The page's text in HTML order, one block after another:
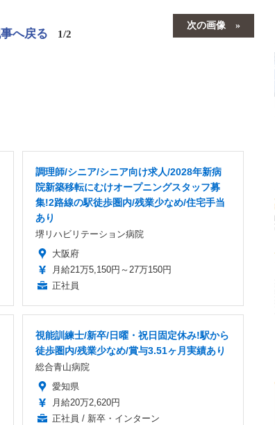
次の画像
へ戻る 1/2
調理師/シニア/シニア向け求人/2028年新病
院新築移転にむけオープニングスタッフ募
集!2路線の駅徒歩圏内/残業少なめ/住宅手当
あり
堺リハビリテーション病院
大阪府
月給21万5,150円～27万150円
正社員
視能訓練士/新卒/日曜・祝日固定休み!駅から
徒歩圏内/残業少なめ/賞与3.51ヶ月実績あり
総合青山病院
愛知県
月給20万2,620円
正社員 / 新卒・インターン